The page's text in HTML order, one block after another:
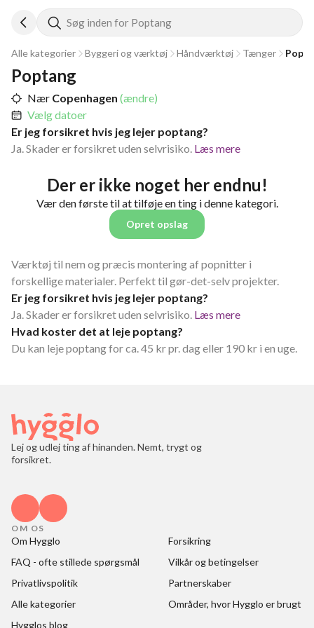
Søg inden for Poptang
Alle kategorier Byggeri og værktøj Håndværktøj Tænger
Poptang
Nær Copenhagen (ændre)
Vælg datoer
Er jeg forsikret hvis jeg lejer poptang?
Ja. Skader er forsikret uden selvrisiko. Læs mere
Der er ikke noget her endnu!
Vær den første til at tilføje en ting i denne kategori.
Opret opslag
Værktøj til nem og præcis montering af popnitter i
forskellige materialer. Perfekt til gør-det-selv projekter.
Er jeg forsikret hvis jeg lejer poptang?
Ja. Skader er forsikret uden selvrisiko. Læs mere
Hvad koster det at leje poptang?
Du kan leje poptang for ca. 45 kr pr. dag eller 190 kr i en uge.
Lej og udlej ting af hinanden. Nemt, trygt og
forsikret.
OM OS
Om Hygglo
Forsikring
FAQ - ofte stillede spørgsmål
Vilkår og betingelser
Privatlivspolitik
Partnerskaber
Alle kategorier
Områder, hvor Hygglo er brugt
Hygglos blog